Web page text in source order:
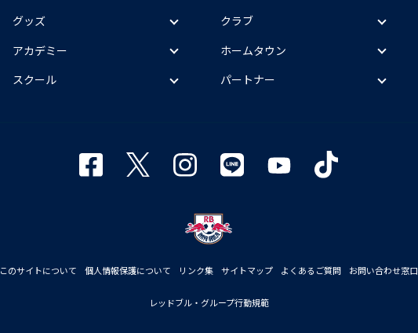
グッズ
アカデミー
スクール
クラブ
ホームタウン
パートナー
このサイトについて 個人情報保護について リンク集 サイトマップ よくあるご質問 お問い合わせ窓口
レッドブル・グループ行動規範